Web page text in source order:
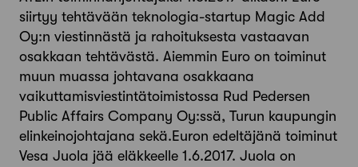
siirtyy tehtävään teknologia-startup Magic Add
Oy:n viestinnästä ja rahoituksesta vastaavan
osakkaan tehtävästä. Aiemmin Euro on toiminut
muun muassa johtavana osakkaana
vaikuttamisviestintätoimistossa Rud Pedersen
Public Affairs Company Oy:ssä, Turun kaupungin
elinkeinojohtajana sekä.Euron edeltäjänä toiminut
Vesa Juola jää eläkkeelle 1.6.2017. Juola on